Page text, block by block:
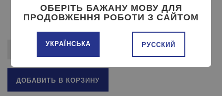
ДОБАВИТЬ В КОРЗИНУ
ОБЕРІТЬ БАЖАНУ МОВУ ДЛЯ
ПРОДОВЖЕННЯ РОБОТИ З САЙТОМ
УКРАЇНСЬКА РУССКИЙ